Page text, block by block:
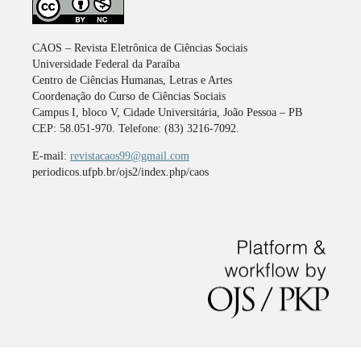
CAOS – Revista Eletrônica de Ciências Sociais
Universidade Federal da Paraíba
Centro de Ciências Humanas, Letras e Artes
Coordenação do Curso de Ciências Sociais
Campus I, bloco V, Cidade Universitária, João Pessoa – PB
CEP: 58.051-970. Telefone: (83) 3216-7092.
E-mail: revistacaos99@gmail.com
periodicos.ufpb.br/ojs2/index.php/caos